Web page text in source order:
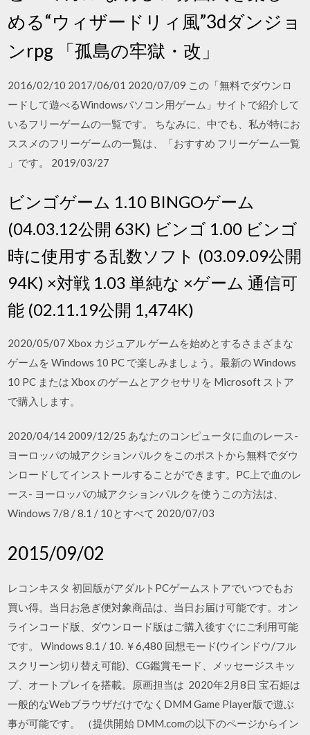
める“ウィザードリィ風”3dダンジョ
ンrpg 「孤島の牢獄・改」
2016/02/10 2017/06/01 2020/07/09 この「無料でダウンロ
ードして遊べるWindowsパソコン用ゲーム」サイトで紹介して
いるフリーゲームの一覧です。 ちなみに、中でも、私が特にお
ススメのフリーゲームの一覧は、「おすすめ フリーゲーム一覧
」です。 2019/03/27
ビンゴゲーム 1.10 BINGOゲーム
(04.03.12公開 63K) ビンゴ 1.00 ビンゴ
時に使用する乱数ソフト (03.09.09公開
94K) ×対戦 1.03 単純な ×ゲーム 通信可
能 (02.11.19公開 1,474K)
2020/05/07 Xbox カジュアル ゲームを始めとするさまざまな
ゲームを Windows 10 PC で楽しみましょう。最新の Windows
10 PC または Xbox のゲームとアクセサリを Microsoft ストア
で購入します。
2020/04/14 2009/12/25 あなたのコンピュータに血のレース-
ヨーロッパの城アクションパルクをこのポストから無料でダウ
ンロードしてインストールすることができます。PC上で血のレ
ース- ヨーロッパの城アクションパルクを使うこの方法は、
Windows 7/8 / 8.1 / 10とすべて 2020/07/03
2015/09/02
レコンキスタ 初回版がアダルトPCゲームストアでいつでもお
買い得。当日お急ぎ便対象商品は、当日お届け可能です。オン
ラインコード版、ダウンロード版はご購入後すぐにご利用可能
です。 Windows 8.1 / 10. ￥6,480 回想モード(ウインドウ/フル
スクリーン切り替え可能)、CG鑑賞モード、メッセージスキッ
プ、オートプレイを搭載。原画担当は 2020年2月8日 宝石姫は
一般的なWebブラウザだけでなくDMM Game Player版で遊ぶ
事が可能です。 （提供開始 DMM.comの以下のページからイン